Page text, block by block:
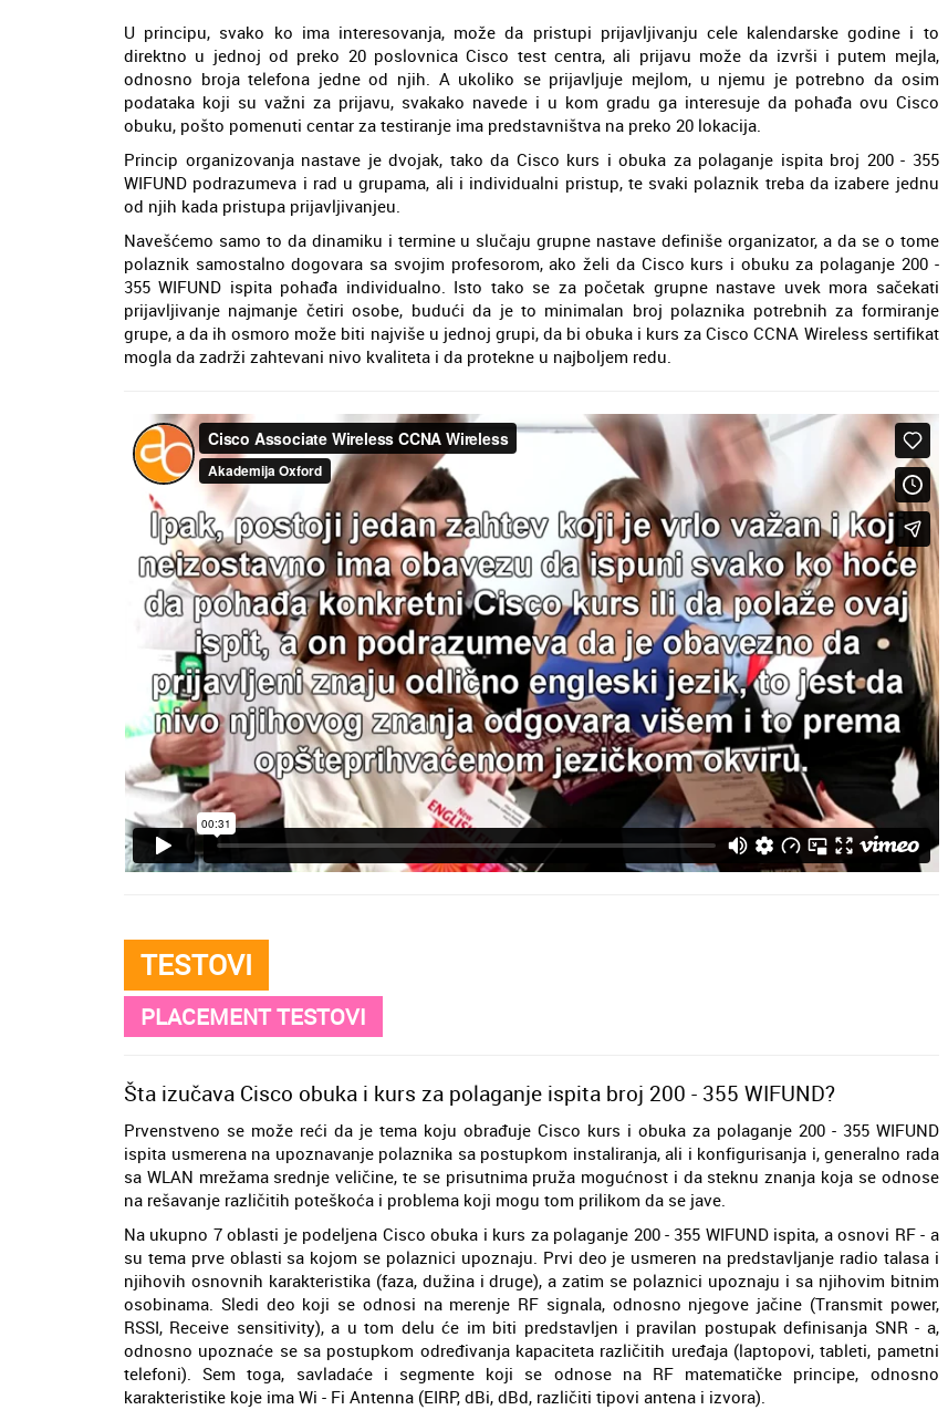
U principu, svako ko ima interesovanja, može da pristupi prijavljivanju cele kalendarske godine i to
direktno u jednoj od preko 20 poslovnica Cisco test centra, ali prijavu može da izvrši i putem mejla,
odnosno broja telefona jedne od njih. A ukoliko se prijavljuje mejlom, u njemu je potrebno da osim
podataka koji su važni za prijavu, svakako navede i u kom gradu ga interesuje da pohađa ovu Cisco
obuku, pošto pomenuti centar za testiranje ima predstavništva na preko 20 lokacija.
Princip organizovanja nastave je dvojak, tako da Cisco kurs i obuka za polaganje ispita broj 200 - 355
WIFUND podrazumeva i rad u grupama, ali i individualni pristup, te svaki polaznik treba da izabere jednu
od njih kada pristupa prijavljivanjeu.
Navešćemo samo to da dinamiku i termine u slučaju grupne nastave definiše organizator, a da se o tome
polaznik samostalno dogovara sa svojim profesorom, ako želi da Cisco kurs i obuku za polaganje 200 -
355 WIFUND ispita pohađa individualno. Isto tako se za početak grupne nastave uvek mora sačekati
prijavljivanje najmanje četiri osobe, budući da je to minimalan broj polaznika potrebnih za formiranje
grupe, a da ih osmoro može biti najviše u jednoj grupi, da bi obuka i kurs za Cisco CCNA Wireless sertifikat
mogla da zadrži zahtevani nivo kvaliteta i da protekne u najboljem redu.
TESTOVI
PLACEMENT TESTOVI
Šta izučava Cisco obuka i kurs za polaganje ispita broj 200 - 355 WIFUND?
Prvenstveno se može reći da je tema koju obrađuje Cisco kurs i obuka za polaganje 200 - 355 WIFUND
ispita usmerena na upoznavanje polaznika sa postupkom instaliranja, ali i konfigurisanja i, generalno rada
sa WLAN mrežama srednje veličine, te se prisutnima pruža mogućnost i da steknu znanja koja se odnose
na rešavanje različitih poteškoća i problema koji mogu tom prilikom da se jave.
Na ukupno 7 oblasti je podeljena Cisco obuka i kurs za polaganje 200 - 355 WIFUND ispita, a osnovi RF - a
su tema prve oblasti sa kojom se polaznici upoznaju. Prvi deo je usmeren na predstavljanje radio talasa i
njihovih osnovnih karakteristika (faza, dužina i druge), a zatim se polaznici upoznaju i sa njihovim bitnim
osobinama. Sledi deo koji se odnosi na merenje RF signala, odnosno njegove jačine (Transmit power,
RSSI, Receive sensitivity), a u tom delu će im biti predstavljen i pravilan postupak definisanja SNR - a,
odnosno upoznaće se sa postupkom određivanja kapaciteta različitih uređaja (laptopovi, tableti, pametni
telefoni). Sem toga, savladaće i segmente koji se odnose na RF matematičke principe, odnosno
karakteristike koje ima Wi - Fi Antenna (EIRP, dBi, dBd, različiti tipovi antena i izvora).